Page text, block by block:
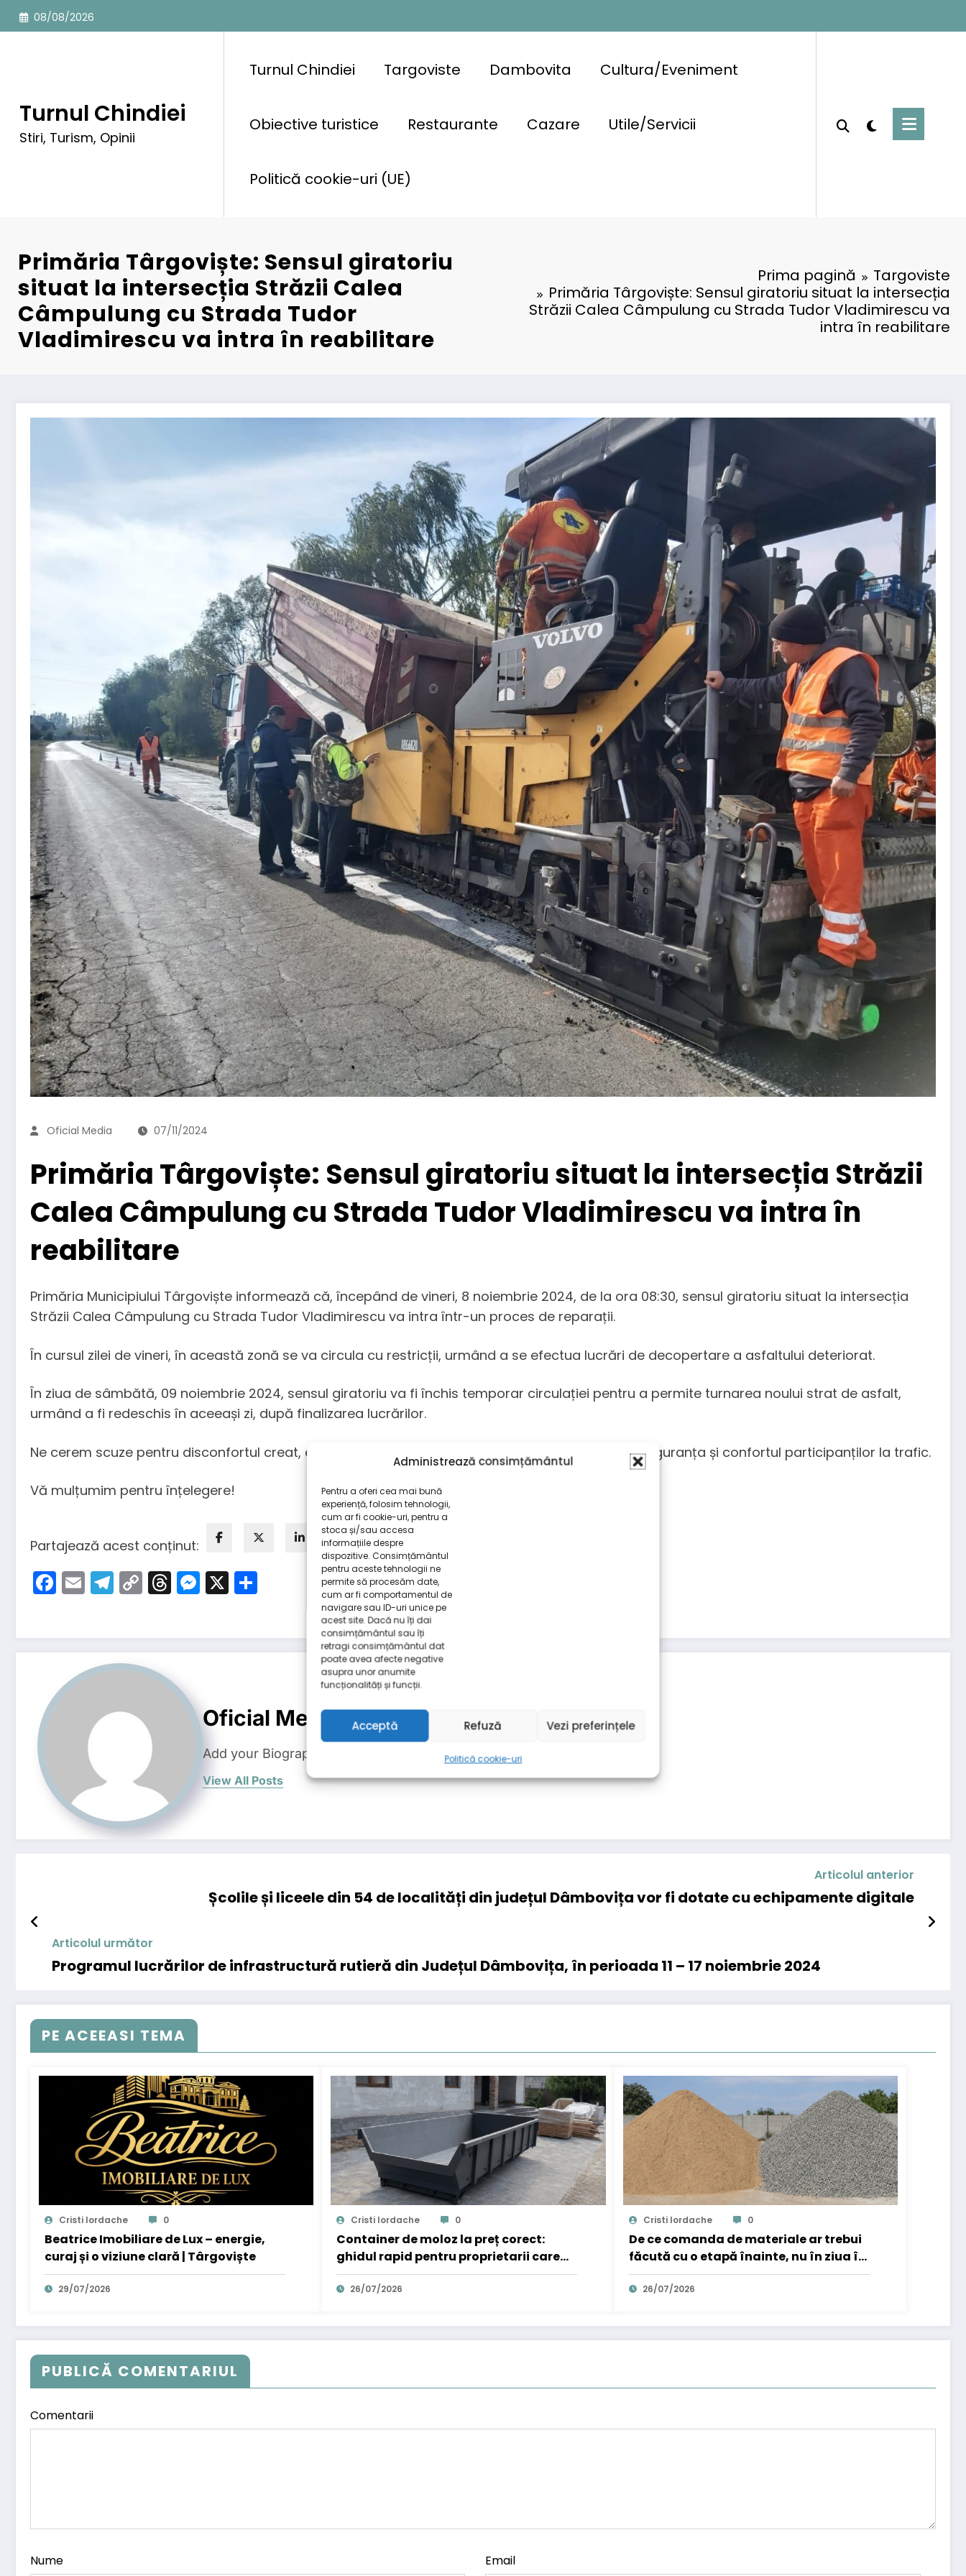
Administrează consimțământul
Pentru a oferi cea mai bună
experiență, folosim tehnologii,
cum ar fi cookie-uri, pentru a
stoca și/sau accesa
informațiile despre
dispozitive. Consimțământul
pentru aceste tehnologii ne
permite să procesăm date,
cum ar fi comportamentul de
navigare sau ID-uri unice pe
acest site. Dacă nu îți dai
consimțământul sau îți
retragi consimțământul dat
poate avea afecte negative
asupra unor anumite
funcționalități și funcții.
Acceptă Refuză Vezi preferințele
Politică cookie-uri
08/08/2026
Turnul Chindiei
Stiri, Turism, Opinii
Turnul Chindiei Targoviste Dambovita Cultura/Eveniment
Obiective turistice Restaurante Cazare Utile/Servicii
Politică cookie-uri (UE)
Primăria Târgoviște: Sensul giratoriu
situat la intersecția Străzii Calea
Câmpulung cu Strada Tudor
Vladimirescu va intra în reabilitare
Prima pagină
Targoviste
Primăria Târgoviște: Sensul giratoriu situat la intersecția
Străzii Calea Câmpulung cu Strada Tudor Vladimirescu va
intra în reabilitare
Oficial Media 07/11/2024
Primăria Târgoviște: Sensul giratoriu situat la intersecția Străzii
Calea Câmpulung cu Strada Tudor Vladimirescu va intra în
reabilitare
Primăria Municipiului Târgoviște informează că, începând de vineri, 8 noiembrie 2024, de la ora 08:30, sensul giratoriu situat la intersecția
Străzii Calea Câmpulung cu Strada Tudor Vladimirescu va intra într-un proces de reparații.
În cursul zilei de vineri, în această zonă se va circula cu restricții, urmând a se efectua lucrări de decopertare a asfaltului deteriorat.
În ziua de sâmbătă, 09 noiembrie 2024, sensul giratoriu va fi închis temporar circulației pentru a permite turnarea noului strat de asfalt,
urmând a fi redeschis în aceeași zi, după finalizarea lucrărilor.
Ne cerem scuze pentru disconfortul creat, dar lucrările sunt absolut necesare pentru a asigura siguranța și confortul participanților la trafic.
Vă mulțumim pentru înțelegere!
Partajează acest conținut:
Facebook
EmailTelegram
Copy
Link
Threads
Messenger
X Partajează
Oficial Media
Add your Biographical Information. Edit your Profilenow.
View All Posts
Articolul anterior
Școlile și liceele din 54 de localități din județul Dâmbovița vor fi dotate cu echipamente digitale
Articolul următor
Programul lucrărilor de infrastructură rutieră din Județul Dâmbovița, în perioada 11 – 17 noiembrie 2024
PE ACEEASI TEMA
Cristi Iordache 0
Beatrice Imobiliare de Lux – energie,
curaj și o viziune clară | Târgoviște
29/07/2026
Cristi Iordache 0
Container de moloz la preț corect:
ghidul rapid pentru proprietarii care
nu vor să plătească în plus
26/07/2026
Cristi Iordache 0
De ce comanda de materiale ar trebui
făcută cu o etapă înainte, nu în ziua în
care ai nevoie de ele
26/07/2026
PUBLICĂ COMENTARIUL
Comentarii
Nume Email